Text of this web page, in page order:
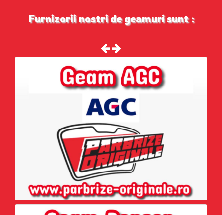
Furnizorii nostri de geamuri sunt :